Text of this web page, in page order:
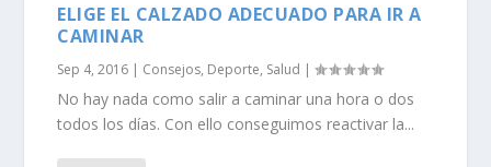
ELIGE EL CALZADO ADECUADO PARA IR A
CAMINAR
Sep 4, 2016 | Consejos, Deporte, Salud |
No hay nada como salir a caminar una hora o dos
todos los días. Con ello conseguimos reactivar la...